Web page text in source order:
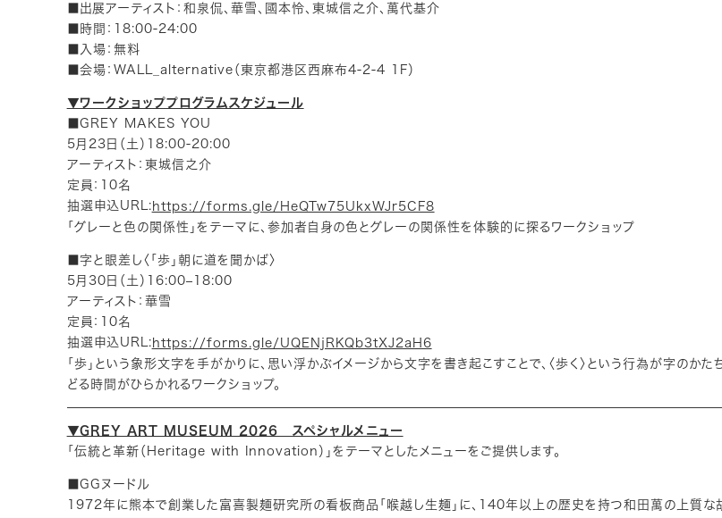
■出展アーティスト：和泉侃、華雪、國本怜、東城信之介、萬代基介
■時間：18:00-24:00
■入場：無料
■会場：WALL_alternative（東京都港区西麻布4-2-4 1F）
▼ワークショッププログラムスケジュール
■GREY MAKES YOU
5月23日（土）18:00-20:00
アーティスト：東城信之介
定員：10名
抽選申込URL: https://forms.gle/HeQTw75UkxWJr5CF8
「グレーと色の関係性」をテーマに、参加者自身の色とグレーの関係性を体験的に探るワークショップ
■字と眼差し〈「歩」朝に道を聞かば〉
5月30日（土）16:00–18:00
アーティスト：華雪
定員：10名
抽選申込URL: https://forms.gle/UQENjRKQb3tXJ2aH6
「歩」という象形文字を手がかりに、思い浮かぶイメージから文字を書き起こすことで、〈歩く〉という行為が字のか
どる時間がひらかれるワークショップ。
▼GREY ART MUSEUM 2026 スペシャルメニュー
「伝統と革新（Heritage with Innovation）」をテーマとしたメニューをご提供します。
■GGヌードル
1972年に熊本で創業した富喜製麺研究所の看板商品「喉越し生麺」に、140年以上の歴史を持つ和田萬の上質な